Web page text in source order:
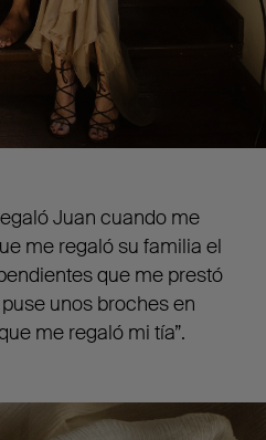
Juan cuando me
me regaló su familia el
que me prestó
unos broches en
me regaló mi tía”.